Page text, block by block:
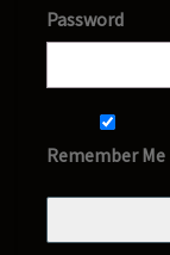
Password
Remember Me